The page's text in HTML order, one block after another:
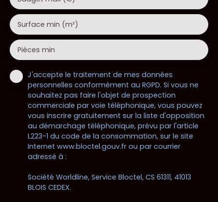
Surface min (m²)
Pièces min
J'accepte le traitement de mes données
personnelles conformément au RGPD. Si vous ne
souhaitez pas faire l'objet de prospection
commerciale par voie téléphonique, vous pouvez
vous inscrire gratuitement sur la liste d'opposition
au démarchage téléphonique, prévu par l'article
L223-1 du code de la consommation, sur le site
Internet www.bloctel.gouv.fr ou par courrier
adressé à :
Société Worldline, Service Bloctel, CS 61311, 41013
BLOIS CEDEX.